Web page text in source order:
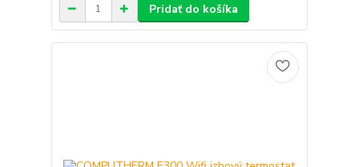
Pridať do košíka